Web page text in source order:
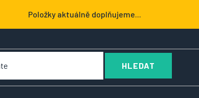
Položky aktuálně doplňujeme...
HLEDAT